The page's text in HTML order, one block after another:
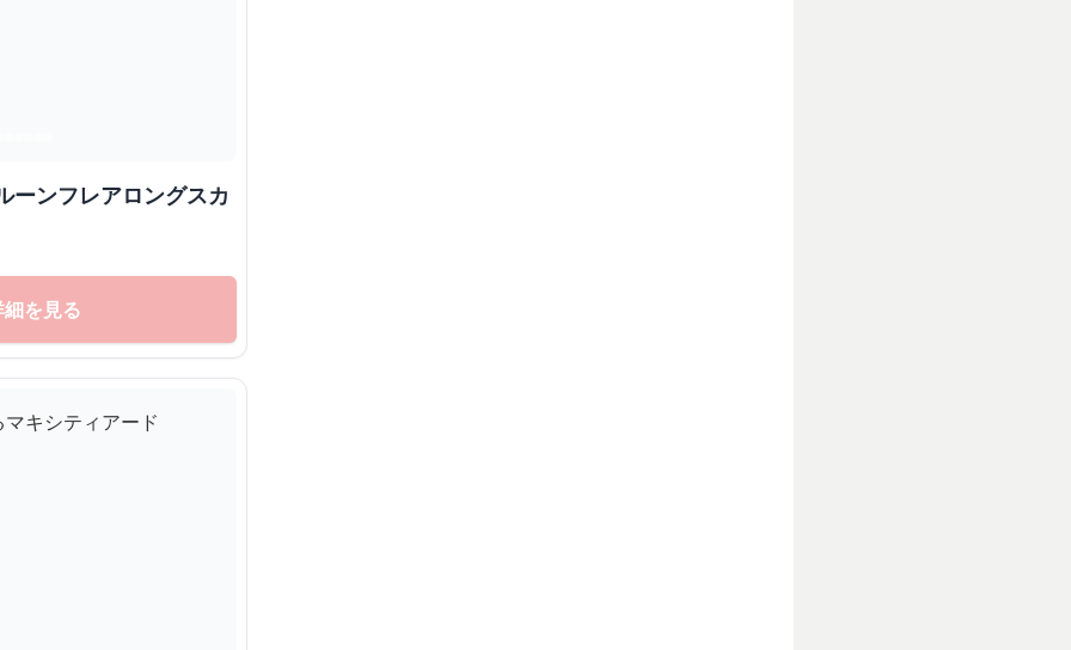
ーンフレアロングスカ
を見る